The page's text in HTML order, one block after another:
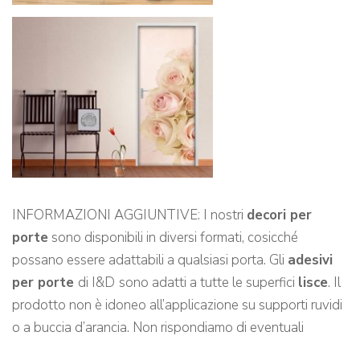
INFORMAZIONI AGGIUNTIVE: I nostri decori per
porte sono disponibili in diversi formati, cosicché
possano essere adattabili a qualsiasi porta. Gli adesivi
per porte di I&D sono adatti a tutte le superfici lisce. Il
prodotto non è idoneo all’applicazione su supporti ruvidi
o a buccia d’arancia. Non rispondiamo di eventuali